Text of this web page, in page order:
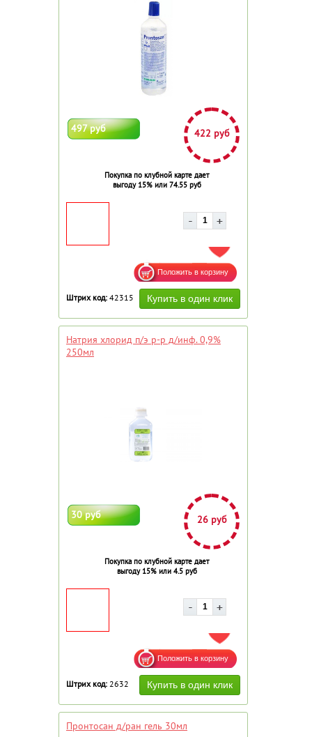
497 руб 422 руб
Покупка по клубной карте дает
выгоду 15% или 74.55 руб
ДОБАВИТЬ В ИЗБРАННОЕ
Штрих код: 42315
Натрия хлорид п/э р-р д/инф. 0,9%
250мл
30 руб 26 руб
Покупка по клубной карте дает
выгоду 15% или 4.5 руб
ДОБАВИТЬ В ИЗБРАННОЕ
Штрих код: 2632
Пронтосан д/ран гель 30мл